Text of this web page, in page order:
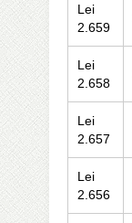
Lei
2.659
Lei
2.658
Lei
2.657
Lei
2.656